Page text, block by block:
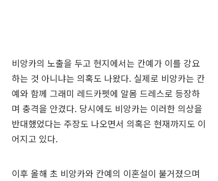
비앙카의 노출을 두고 현지에서는 칸예가 이를 강요
하는 것 아니냐는 의혹도 나왔다. 실제로 비앙카는 칸
예와 함께 그래미 레드카펫에 알몸 드레스로 등장하
며 충격을 안겼다. 당시에도 비앙카는 이러한 의상을
반대했었다는 주장도 나오면서 의혹은 현재까지도 이
어지고 있다.
이후 올해 초 비앙카와 칸예의 이혼설이 불거졌으며